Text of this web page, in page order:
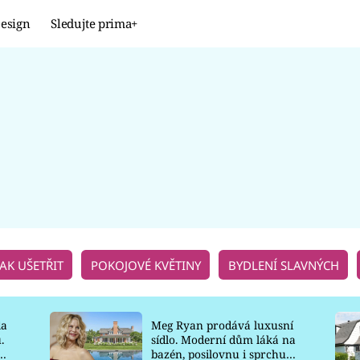
Sledujte prima+
UŠETŘIT POKOJOVÉ KVĚTINY BYDLENÍ SLAVNÝCH
Meg Ryan prodává luxusní
sídlo. Moderní dům láká na
bazén, posilovnu i sprchu